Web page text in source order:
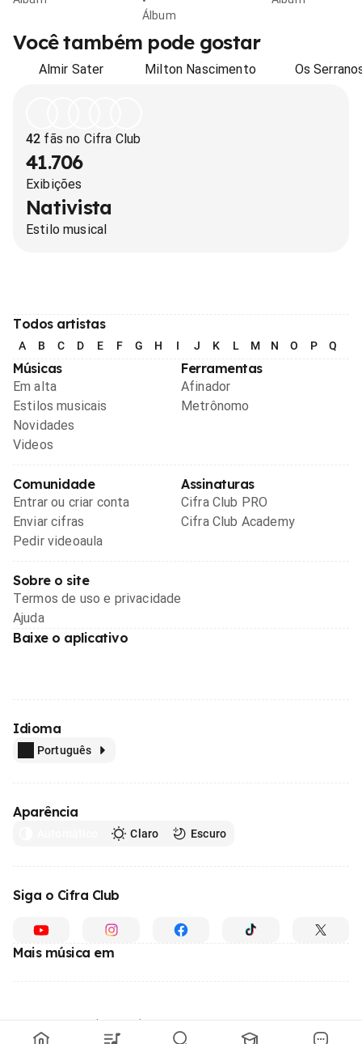
Álbum
Você também pode gostar
Almir Sater Milton Nascimento Os
42 fãs no Cifra Club
41.706
Exibições
Nativista
Estilo musical
Todos artistas
A B C D E F G H I J K L M N O P Q
Músicas
Em alta
Estilos musicais
Novidades
Videos
Ferramentas
Afinador
Metrônomo
Comunidade
Entrar ou criar conta
Enviar cifras
Pedir videoaula
Assinaturas
Cifra Club PRO
Cifra Club Academy
Sobre o site
Termos de uso e privacidade
Ajuda
Baixe o aplicativo
Idioma
Português
Aparência
Claro Escuro
Siga o Cifra Club
Mais música em
© 1996 - 2026, o maior site de ensino de música do Brasil